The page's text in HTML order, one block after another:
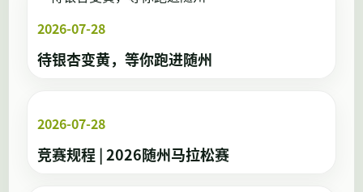
2026-07-28
待银杏变黄，等你跑进随州
2026-07-28
竞赛规程 | 2026随州马拉松赛